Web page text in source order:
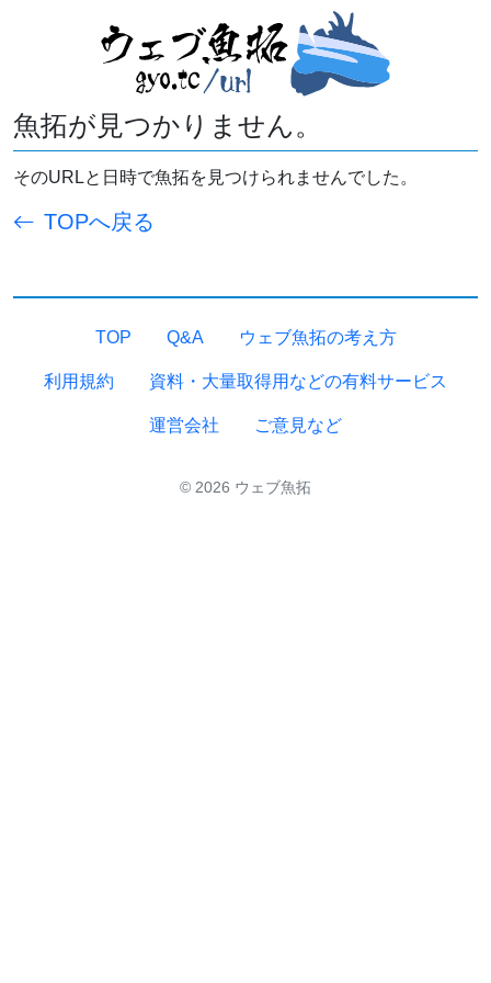
魚拓が見つかりません。
そのURLと日時で魚拓を見つけられませんでした。
TOPへ戻る
TOP Q&A ウェブ魚拓の考え方
利用規約 資料・大量取得用などの有料サービス
運営会社 ご意見など
© 2026 ウェブ魚拓